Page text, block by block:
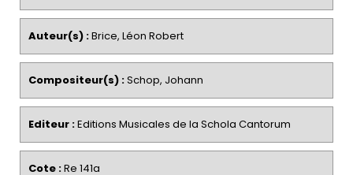
Auteur(s) :Brice, Léon Robert
Compositeur(s) :Schop, Johann
Editeur :Editions Musicales de la Schola Cantorum
Cote :Re 141a